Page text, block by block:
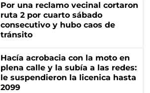
Por una reclamo vecinal cortaron
ruta 2 por cuarto sábado
consecutivo y hubo caos de
tránsito
Hacía acrobacia con la moto en
plena calle y la subía a las redes:
le suspendieron la licenica hasta
2099